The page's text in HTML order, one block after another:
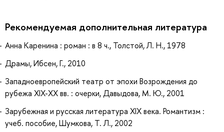
Рекомендуемая дополнительная литература
Анна Каренина : роман : в 8 ч., Толстой, Л. Н., 1978
Драмы, Ибсен, Г., 2010
Западноевропейский театр от эпохи Возрождения до
рубежа XIX-XX вв. : очерки, Давыдова, М. Ю., 2001
Зарубежная и русская литература XIX века. Романтизм :
учеб. пособие, Шумкова, Т. Л., 2002